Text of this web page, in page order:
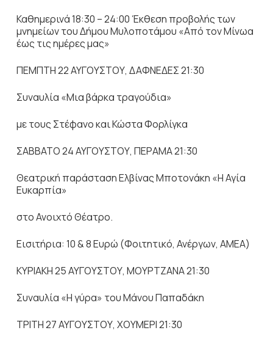
Καθημερινά 18:30 – 24:00 Έκθεση προβολής των
μνημείων του Δήμου Μυλοποτάμου «Από τον Μίνωα
έως τις ημέρες μας»
ΠΕΜΠΤΗ 22 ΑΥΓΟΥΣΤΟΥ, ΔΑΦΝΕΔΕΣ 21:30
Συναυλία «Μια βάρκα τραγούδια»
με τους Στέφανο και Κώστα Φορλίγκα
ΣΑΒΒΑΤΟ 24 ΑΥΓΟΥΣΤΟΥ, ΠΕΡΑΜΑ 21:30
Θεατρική παράσταση Ελβίνας Μποτονάκη «Η Αγία
Ευκαρπία»
στο Ανοιχτό Θέατρο.
Εισιτήρια: 10 & 8 Ευρώ (Φοιτητικό, Ανέργων, ΑΜΕΑ)
ΚΥΡΙΑΚΗ 25 ΑΥΓΟΥΣΤΟΥ, ΜΟΥΡΤΖΑΝΑ 21:30
Συναυλία «Η γύρα» του Μάνου Παπαδάκη
ΤΡΙΤΗ 27 ΑΥΓΟΥΣΤΟΥ, ΧΟΥΜΕΡΙ 21:30